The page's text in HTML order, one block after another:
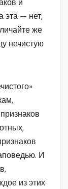
и
эта — нет,
же
нечистую
И
из этих